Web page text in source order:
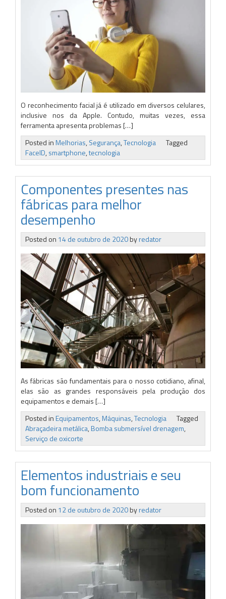
O reconhecimento facial já é utilizado em diversos celulares,
inclusive nos da Apple. Contudo, muitas vezes, essa
ferramenta apresenta problemas […]
Posted inMelhorias,Segurança,Tecnologia
Tagged
FaceID,smartphone,tecnologia
Componentes presentes nas
fábricas para melhor
desempenho
Posted on 14 de outubro de 2020byredator
As fábricas são fundamentais para o nosso cotidiano, afinal,
elas são as grandes responsáveis pela produção dos
equipamentos e demais […]
Posted inEquipamentos,Máquinas,Tecnologia
Tagged
Abraçadeira metálica,Bomba submersível drenagem,
Serviço de oxicorte
Elementos industriais e seu
bom funcionamento
Posted on 12 de outubro de 2020byredator